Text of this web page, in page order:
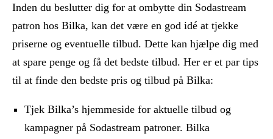
Inden du beslutter dig for at ombytte din Sodastream
patron hos Bilka, kan det være en god idé at tjekke
priserne og eventuelle tilbud. Dette kan hjælpe dig med
at spare penge og få det bedste tilbud. Her er et par tips
til at finde den bedste pris og tilbud på Bilka:
Tjek Bilka’s hjemmeside for aktuelle tilbud og
kampagner på Sodastream patroner. Bilka